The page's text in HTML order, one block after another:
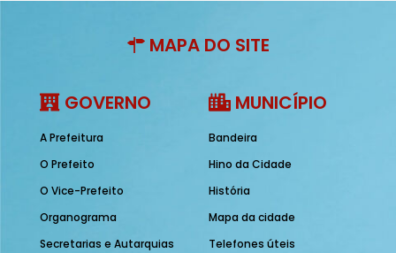
MAPA DO SITE
GOVERNO
A Prefeitura
O Prefeito
O Vice-Prefeito
Organograma
Secretarias e Autarquias
MUNICÍPIO
Bandeira
Hino da Cidade
História
Mapa da cidade
Telefones úteis